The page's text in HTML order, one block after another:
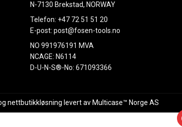
N-7130 Brekstad, NORWAY
Telefon: +47 72 51 51 20
E-post:post@fosen-tools.no
NO 991976191 MVA
NCAGE: N6114
D-U-N-S®-No: 671093366
nettbutikkløsning levert av Multicase™ Norge AS